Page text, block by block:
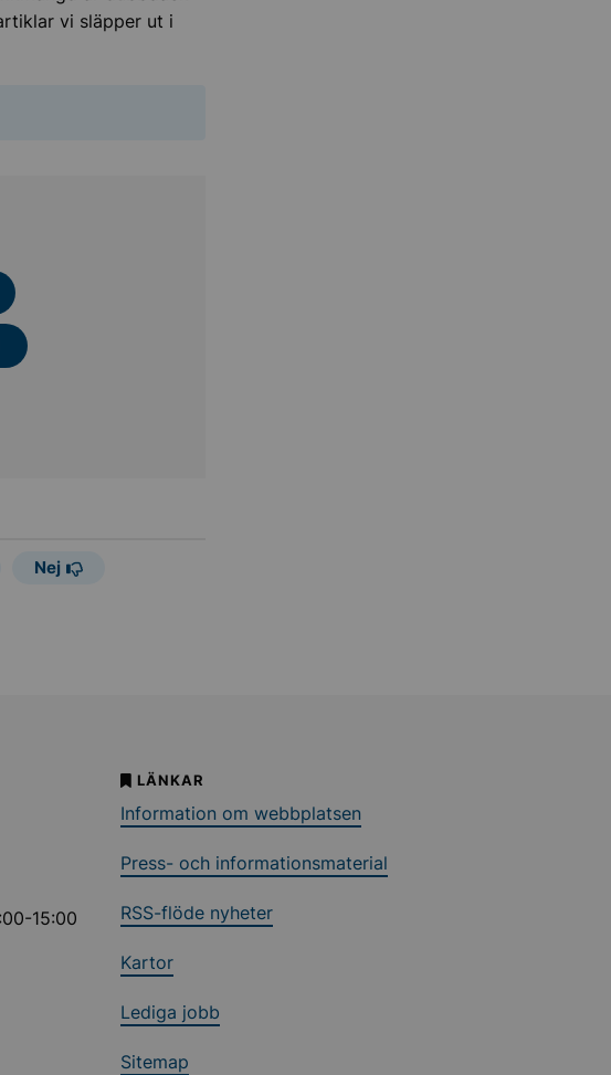
vi släpper ut i
Nej
15:00
LÄNKAR
Information om webbplatsen
Press- och informationsmaterial
RSS-flöde nyheter
Kartor
Lediga jobb
Sitemap